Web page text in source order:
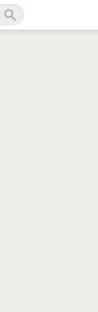
search